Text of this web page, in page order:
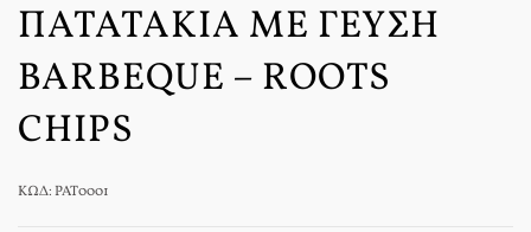
ΠΑΤΑΤΆΚΙΑ ΜΕ ΓΕΎΣΗ
BARBEQUE – ROOTS
CHIPS
ΚΩΔ: PAT0001